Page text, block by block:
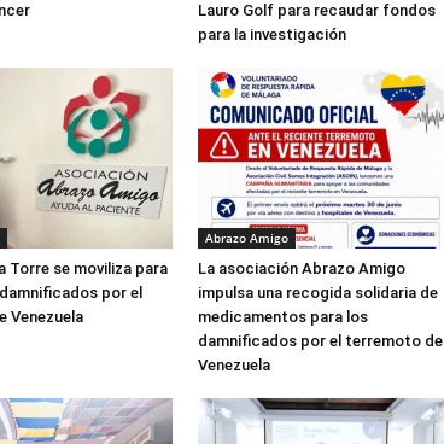
Lauro Golf para recaudar fondos
para la investigación
Torre se moviliza para
por el
Venezuela
Abrazo Amigo
La asociación Abrazo Amigo
impulsa una recogida solidaria de
medicamentos para los
damnificados por el terremoto de
Venezuela